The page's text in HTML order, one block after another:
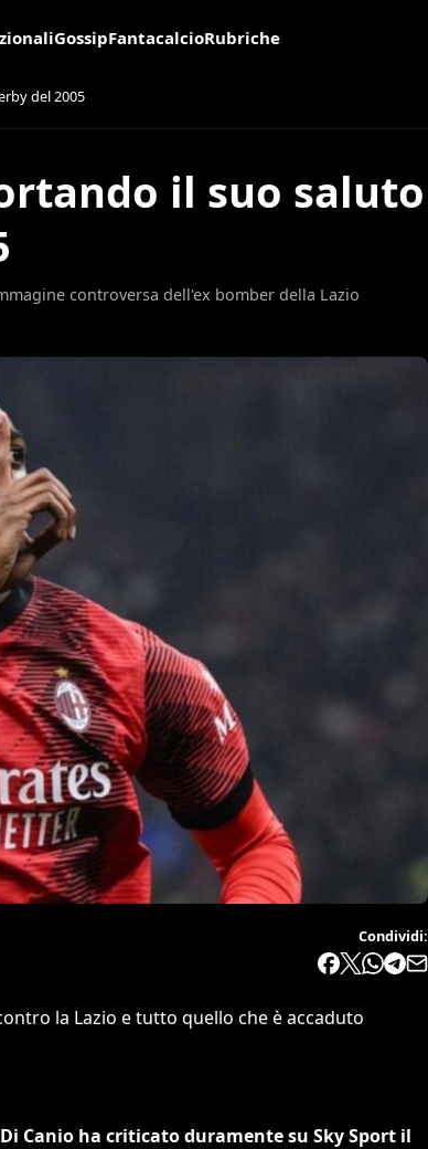
GossipFantacalcioRubriche
del 2005
il suo saluto
controversa dell'ex bomber della Lazio
Condividi:
la Lazio e tutto quello che è accaduto
Canio ha criticato duramente su Sky Sport il